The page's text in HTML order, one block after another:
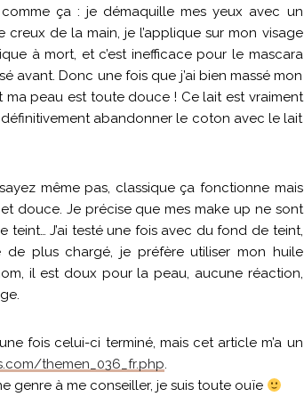
ça : je démaquille mes yeux avec un
de la main, je l’applique sur mon visage
à mort, et c’est inefficace pour le mascara
avant. Donc une fois que j’ai bien massé mon
peau est toute douce ! Ce lait est vraiment
abandonner le coton avec le lait
même pas, classique ça fonctionne mais
douce. Je précise que mes make up ne sont
J’ai testé une fois avec du fond de teint,
de plus chargé, je préfère utiliser mon huile
il est doux pour la peau, aucune réaction,
fois celui-ci terminé, mais cet article m’a un
themen_036_fr.php.
genre à me conseiller, je suis toute ouïe